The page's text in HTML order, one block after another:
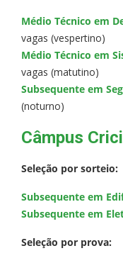
Médio Técnico em
vagas (vespertino)
Médio Técnico em
vagas (matutino)
Subsequente em
(noturno)
Câmpus
Seleção por sorteio:
Subsequente em
Subsequente em
Seleção por prova: